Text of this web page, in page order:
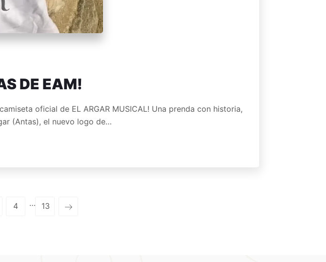
DE EAM!
oficial de EL ARGAR MUSICAL! Una prenda con historia,
(Antas), el nuevo logo de…
4 … 13